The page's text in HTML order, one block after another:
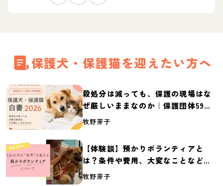
保護犬・保護猫を迎えたい方へ
殺処分は減っても、保護の現場はな
ぜ厳しいままなのか｜保護団体59団
体の実態調査【保護犬・保護猫白書
牧野芽子
【体験談】預かりボランティアと
は？条件や費用、大変なことなど紹
介
牧野芽子